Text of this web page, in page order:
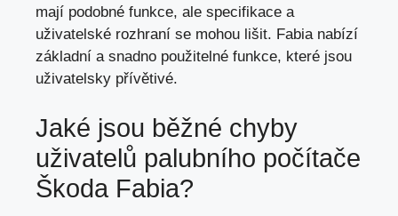
mají podobné funkce, ale specifikace a
uživatelské rozhraní se mohou lišit. Fabia nabízí
základní a snadno použitelné funkce, které jsou
uživatelsky přívětivé.
Jaké jsou běžné chyby
uživatelů palubního počítače
Škoda Fabia?